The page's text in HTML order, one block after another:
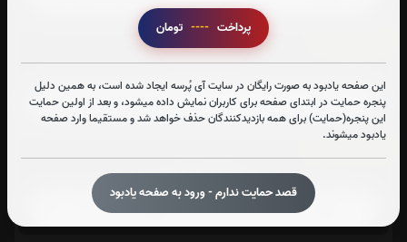
پرداخت ----
این صفحه یادبود به صورت رایگان در سایت آی پُرسه ایجاد شده است، به همین دلیل
پنجره حمایت در ابتدای صفحه برای کاربران نمایش داده میشود، و بعد از اولین حمایت
این پنجره(حمایت) برای همه بازدیدکنندگان حذف خواهد شد و مستقیما وارد صفحه
یادبود میشوند.
قصد حمایت ندارم - ورود به صفحه یادبود
صوت آیت الکرسی